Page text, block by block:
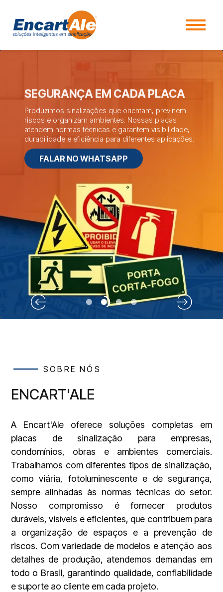
SEGURANÇA EM CADA PLACA
Produzimos sinalizações que orientam, previnem
riscos e organizam ambientes. Nossas placas
atendem normas técnicas e garantem visibilidade,
durabilidade e eficiência para diferentes aplicações.
FALAR NO WHATSAPP
SOBRE NÓS
ENCART'ALE
A Encart'Ale oferece soluções completas em
placas de sinalização para empresas,
condomínios, obras e ambientes comerciais.
Trabalhamos com diferentes tipos de sinalização,
como viária, fotoluminescente e de segurança,
sempre alinhadas às normas técnicas do setor.
Nosso compromisso é fornecer produtos
duráveis, visíveis e eficientes, que contribuem para
a organização de espaços e a prevenção de
riscos. Com variedade de modelos e atenção aos
detalhes de produção, atendemos demandas em
todo o Brasil, garantindo qualidade, confiabilidade
e suporte ao cliente em cada projeto.